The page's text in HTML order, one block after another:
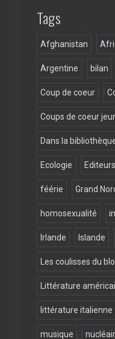
Tags
Afghanistan
Argentine bilan
Coup de coeur
Coups de coeur
Dans la
Ecologie
féérie Grand
homosexualité
Irlande Islande
Les coulisses du
Littérature
littérature italienne
musique